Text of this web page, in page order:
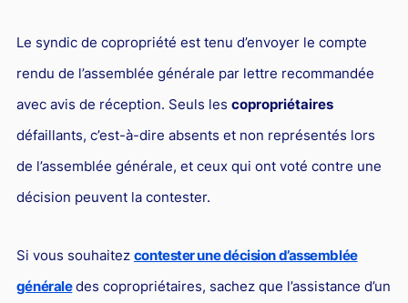
Droit commercial
Énergie
Droit de la concurrence
Jurisprudences et actualités
Droit de la réparation et du dommage corporel
Le syndic de copropriété est tenu d’envoyer le compte
rendu de l’assemblée générale par lettre recommandée
avec avis de réception. Seuls les copropriétaires
défaillants, c’est-à-dire absents et non représentés lors
de l’assemblée générale, et ceux qui ont voté contre une
décision peuvent la contester.
Si vous souhaitez contester une décision d’assemblée
généraledes copropriétaires, sachez que l’assistance d’un